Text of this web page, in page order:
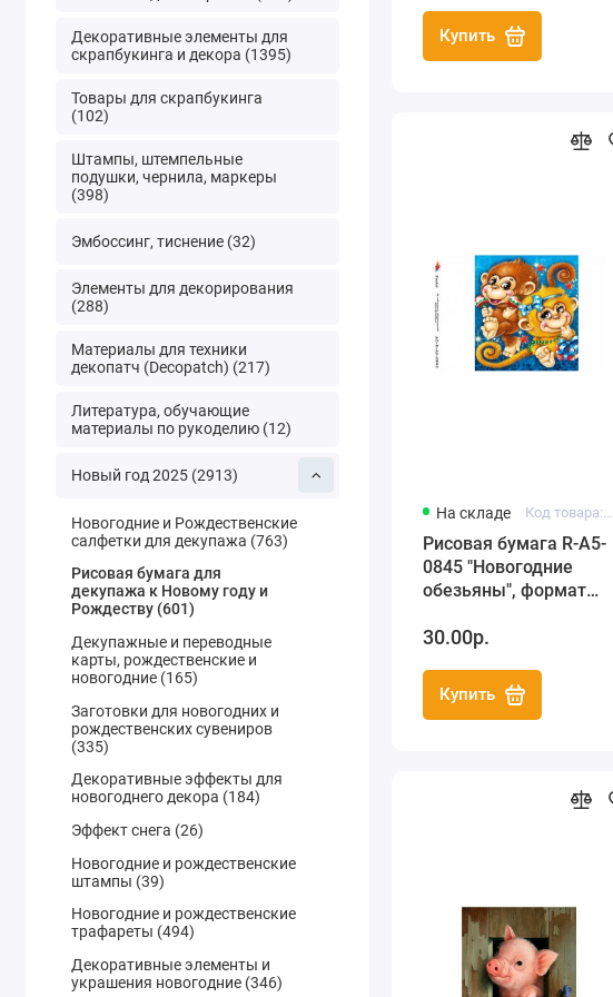
Декоративные элементы для
скрапбукинга и декора (1395)
Товары для скрапбукинга
(102)
Штампы, штемпельные
подушки, чернила, маркеры
(398)
Эмбоссинг, тиснение (32)
Элементы для декорирования
(288)
Материалы для техники
декопатч (Decopatch) (217)
Литература, обучающие
материалы по рукоделию (12)
Новый год 2025 (2913)
Новогодние и Рождественские
салфетки для декупажа (763)
Рисовая бумага для
декупажа к Новому году и
Рождеству (601)
Декупажные и переводные
карты, рождественские и
новогодние (165)
Заготовки для новогодних и
рождественских сувениров
(335)
Декоративные эффекты для
новогоднего декора (184)
Эффект снега (26)
Новогодние и рождественские
штампы (39)
Новогодние и рождественские
трафареты (494)
Декоративные элементы и
украшения новогодние (346)
Купить
На складе Код товара: R-A5-0845
Рисовая бумага R-A5-
0845 "Новогодние
обезьяны", формат
30.00р.
Купить